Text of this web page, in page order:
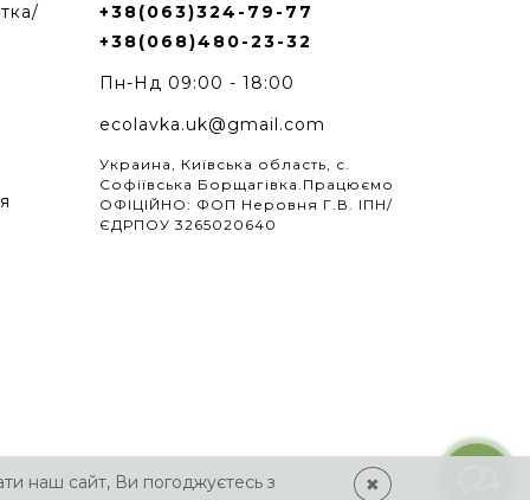
+38(063)324-79-77
+38(068)480-23-32
Пн-Нд 09:00 - 18:00
ecolavka.uk@gmail.com
Украина, Київська область, с.
Софіївська Борщагівка.Працюємо
ОФІЦІЙНО: ФОП Неровня Г.В. ІПН/
ЄДРПОУ 3265020640
наш сайт, Ви погоджуєтесь з
✖